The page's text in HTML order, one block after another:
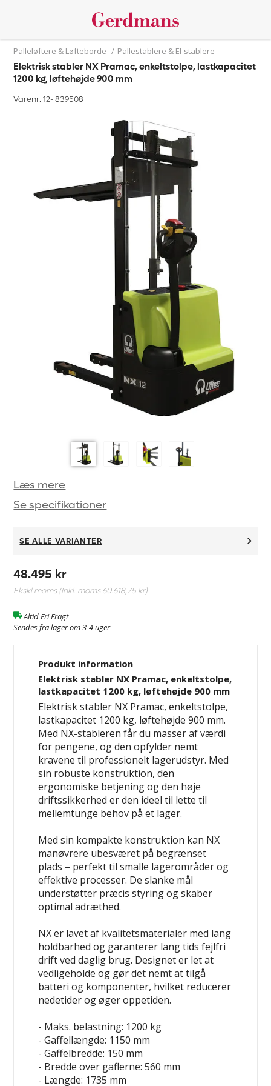
Palleløftere & Løfteborde / Pallestablere & El-stablere
Elektrisk stabler NX Pramac, enkeltstolpe, lastkapacitet
1200 kg, løftehøjde 900 mm
Varenr. 12-839508
Læs mere
Se specifikationer
SE ALLE VARIANTER
48.495 kr
Ekskl.moms (Inkl. moms60.618,75 kr)
Altid Fri Fragt
Sendes fra lager om 3-4 uger
Produkt information
Elektrisk stabler NX Pramac, enkeltstolpe,
lastkapacitet 1200 kg, løftehøjde 900 mm
Elektrisk stabler NX Pramac, enkeltstolpe,
lastkapacitet 1200 kg, løftehøjde 900 mm.
Med NX-stableren får du masser af værdi
for pengene, og den opfylder nemt
kravene til professionelt lagerudstyr. Med
sin robuste konstruktion, den
ergonomiske betjening og den høje
driftssikkerhed er den ideel til lette til
mellemtunge behov på et lager.
Med sin kompakte konstruktion kan NX
manøvrere ubesværet på begrænset
plads – perfekt til smalle lagerområder og
effektive processer. De slanke mål
understøtter præcis styring og skaber
optimal adræthed.
NX er lavet af kvalitetsmaterialer med lang
holdbarhed og garanterer lang tids fejlfri
drift ved daglig brug. Designet er let at
vedligeholde og gør det nemt at tilgå
batteri og komponenter, hvilket reducerer
nedetider og øger oppetiden.
- Maks. belastning: 1200 kg
- Gaffellængde: 1150 mm
- Gaffelbredde: 150 mm
- Bredde over gaflerne: 560 mm
- Længde: 1735 mm